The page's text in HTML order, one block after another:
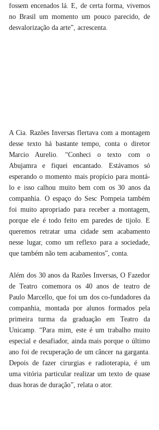
fossem encenados lá. E, de certa forma, vivemos
no Brasil um momento um pouco parecido, de
desvalorização da arte”, acrescenta.
A Cia. Razões Inversas flertava com a montagem
desse texto há bastante tempo, conta o diretor
Marcio Aurelio. “Conheci o texto com o
Abujamra e fiquei encantado. Estávamos só
esperando o momento mais propício para montá-
lo e isso calhou muito bem com os 30 anos da
companhia. O espaço do Sesc Pompeia também
foi muito apropriado para receber a montagem,
porque ele é todo feito em paredes de tijolo. E
queremos retratar uma cidade sem acabamento
nesse lugar, como um reflexo para a sociedade,
que também não tem acabamentos”, conta.
Além dos 30 anos da Razões Inversas, O Fazedor
de Teatro comemora os 40 anos de teatro de
Paulo Marcello, que foi um dos co-fundadores da
companhia, montada por alunos formados pela
primeira turma da graduação em Teatro da
Unicamp. “Para mim, este é um trabalho muito
especial e desafiador, ainda mais porque o último
ano foi de recuperação de um câncer na garganta.
Depois de fazer cirurgias e radioterapia, é um
uma vitória particular realizar um texto de quase
duas horas de duração”, relata o ator.